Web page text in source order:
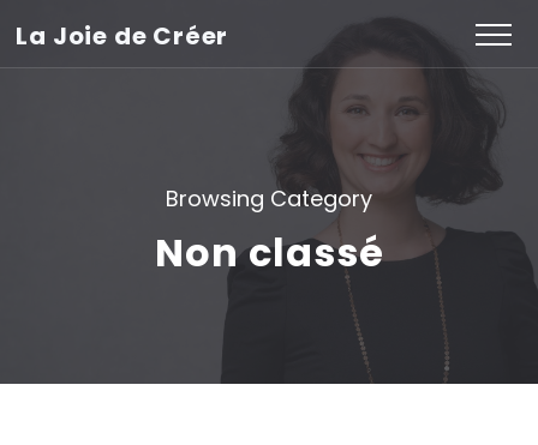
La Joie de Créer
Browsing Category
Non classé